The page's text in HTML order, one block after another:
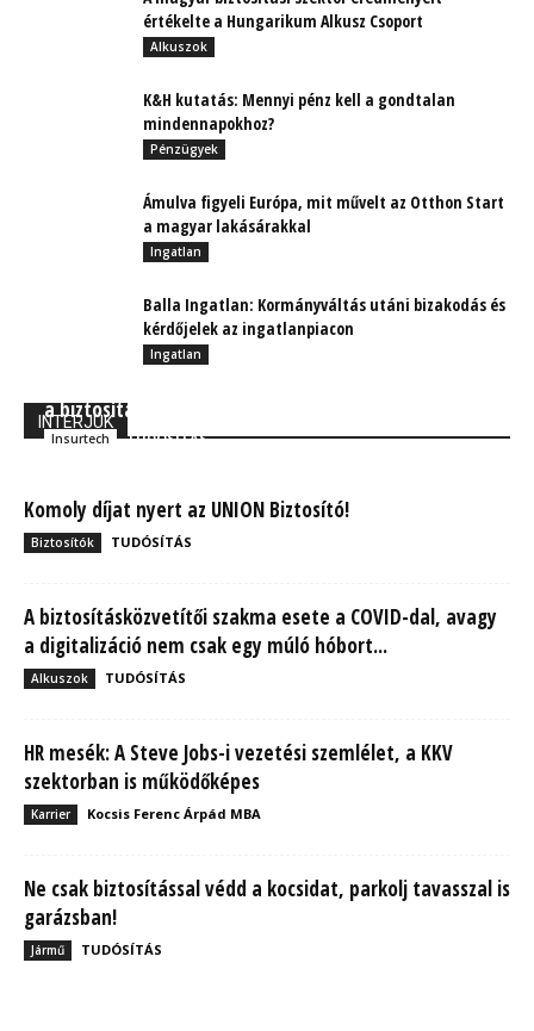
értékelte a Hungarikum Alkusz Csoport
Alkuszok
K&H kutatás: Mennyi pénz kell a gondtalan
mindennapokhoz?
Pénzügyek
Ámulva figyeli Európa, mit művelt az Otthon Start
a magyar lakásárakkal
Ingatlan
Balla Ingatlan: Kormányváltás utáni bizakodás és
kérdőjelek az ingatlanpiacon
Ingatlan
INTERJÚK
a biztosítási piaccal
Insurtech TUDÓSÍTÁS
Komoly díjat nyert az UNION Biztosító!
Biztosítók TUDÓSÍTÁS
A biztosításközvetítői szakma esete a COVID-dal, avagy
a digitalizáció nem csak egy múló hóbort...
Alkuszok TUDÓSÍTÁS
HR mesék: A Steve Jobs-i vezetési szemlélet, a KKV
szektorban is működőképes
Karrier Kocsis Ferenc Árpád MBA
Ne csak biztosítással védd a kocsidat, parkolj tavasszal is
garázsban!
Jármű TUDÓSÍTÁS